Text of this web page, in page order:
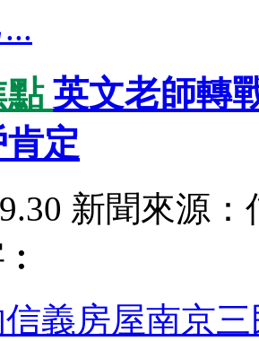
點 英文老師轉
定
新聞來源：
信義房屋南京